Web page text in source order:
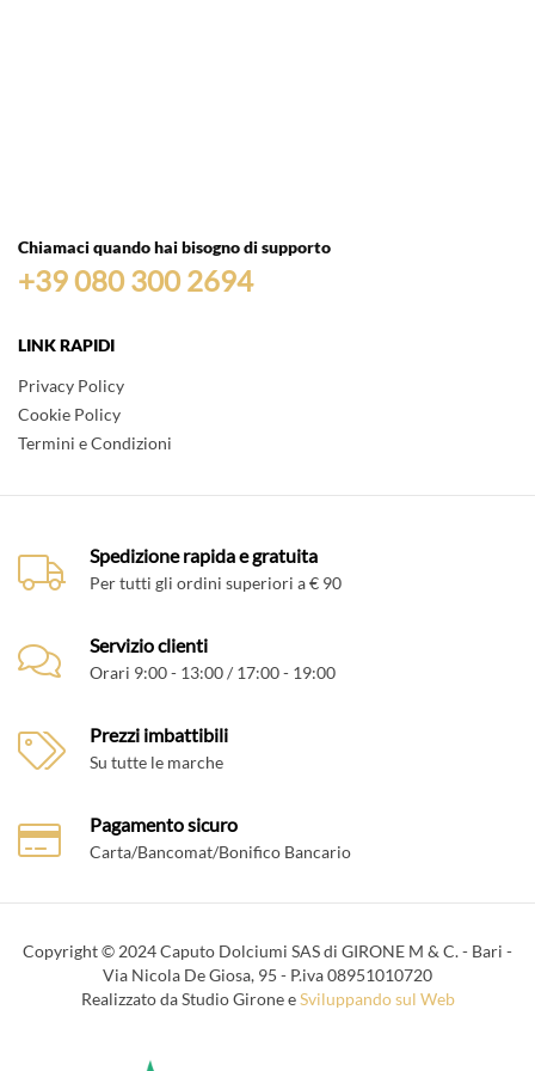
Chiamaci quando hai bisogno di supporto
+39 080 300 2694
LINK RAPIDI
Privacy Policy
Cookie Policy
Termini e Condizioni
Spedizione rapida e gratuita
Per tutti gli ordini superiori a € 90
Servizio clienti
Orari 9:00 - 13:00 / 17:00 - 19:00
Prezzi imbattibili
Su tutte le marche
Pagamento sicuro
Carta/Bancomat/Bonifico Bancario
Copyright © 2024 Caputo Dolciumi SAS di GIRONE M & C. - Bari -
Via Nicola De Giosa, 95 - P.iva 08951010720
Realizzato da Studio Girone eSviluppando sul Web